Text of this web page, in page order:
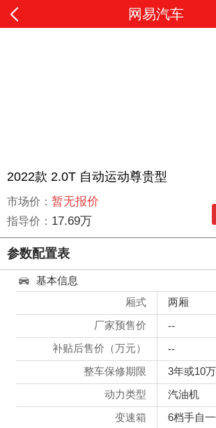
网易汽车
2022款 2.0T 自动运动尊贵型
市场价： 暂无报价
指导价： 17.69万
参数配置表
基本信息
厢式
两厢
厂家预售价
--
补贴后售价（万元）
--
整车保修期限
3年或10
动力类型
汽油机
变速箱
6档手自